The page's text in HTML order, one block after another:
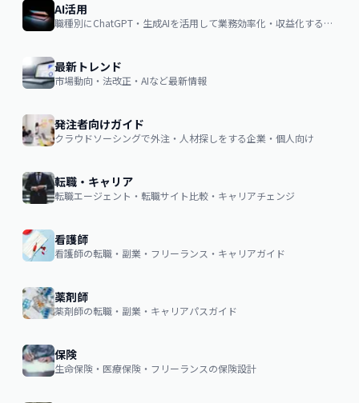
AI活用
職種別にChatGPT・生成AIを活用して業務効率化・収益化するノウハウ
最新トレンド
市場動向・法改正・AIなど最新情報
発注者向けガイド
クラウドソーシングで外注・人材探しをする企業・個人向け
転職・キャリア
転職エージェント・転職サイト比較・キャリアチェンジ
看護師
看護師の転職・副業・フリーランス・キャリアガイド
薬剤師
薬剤師の転職・副業・キャリアパスガイド
保険
生命保険・医療保険・フリーランスの保険設計